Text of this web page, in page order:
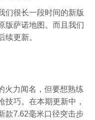
们很长一段时间的新版
版萨诺地图。而且我们
续更新。
火力闻名，但要想熟练
技巧。在本期更新中，
款7.62毫米口径突击步